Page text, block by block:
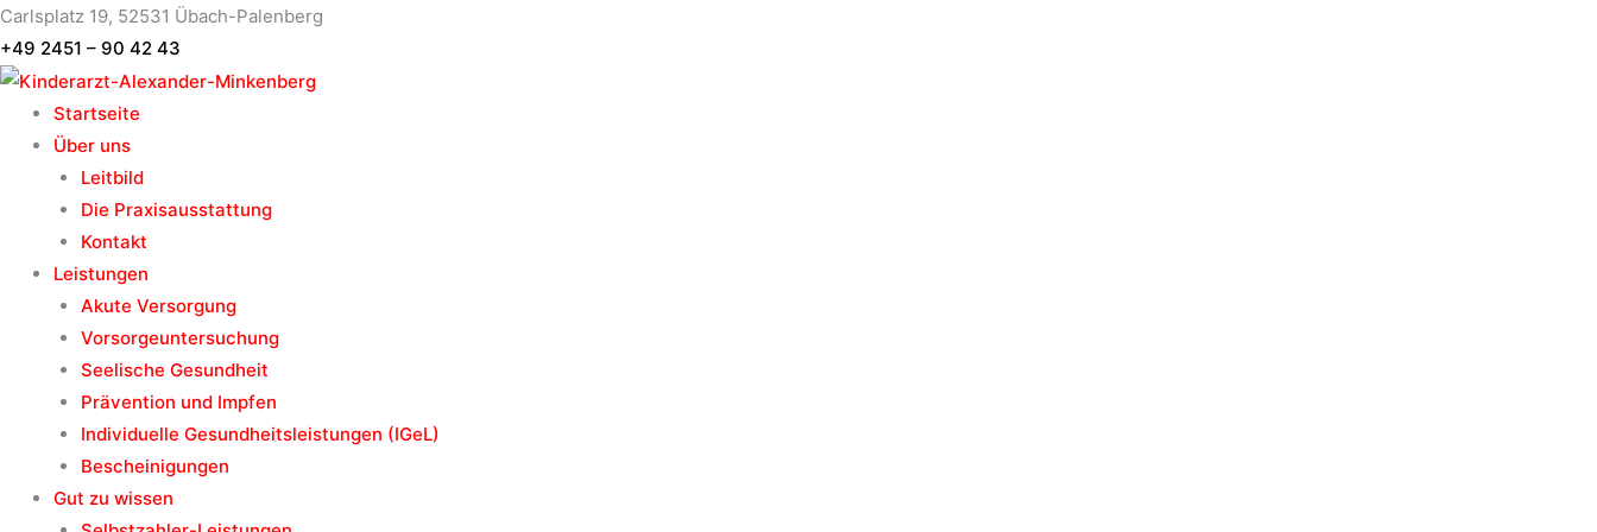
Zum
Inhalt
springen
Carlsplatz 19, 52531 Übach-Palenberg
+49 2451 – 90 42 43
Startseite
Über uns
Leitbild
Die Praxisausstattung
Kontakt
Leistungen
Akute Versorgung
Vorsorgeuntersuchung
Seelische Gesundheit
Prävention und Impfen
Individuelle Gesundheitsleistungen (IGeL)
Bescheinigungen
Gut zu wissen